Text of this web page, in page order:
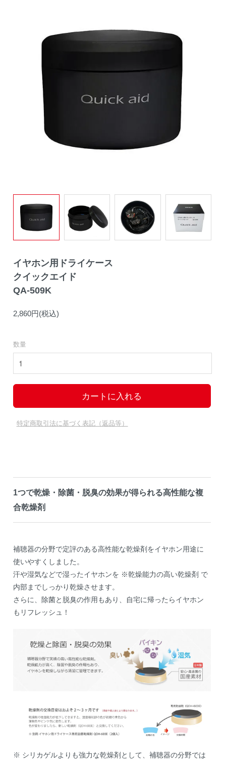
イヤホン用ドライケース
クイックエイド
QA-509K
2,860円(税込)
数量
特定商取引法に基づく表記（返品等）
1つで乾燥・除菌・脱臭の効果が得られる高性能な複
合乾燥剤
補聴器の分野で定評のある高性能な乾燥剤をイヤホン用途に
使いやすくしました。
汗や湿気などで湿ったイヤホンを ※乾燥能力の高い乾燥剤 で
内部までしっかり乾燥させます。
さらに、除菌と脱臭の作用もあり、自宅に帰ったらイヤホン
もリフレッシュ！
※ シリカゲルよりも強力な乾燥剤として、補聴器の分野では